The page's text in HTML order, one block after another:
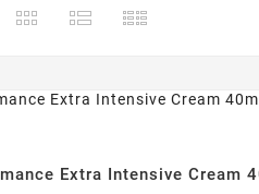
Extra Intensive Cream